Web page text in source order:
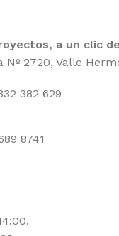
a un clic
Nº 2720, Valle
382 629
8741